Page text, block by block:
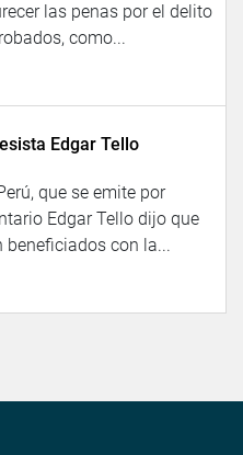
las penas por el delito
como...
Edgar Tello
que se emite por
Edgar Tello dijo que
beneficiados con la...